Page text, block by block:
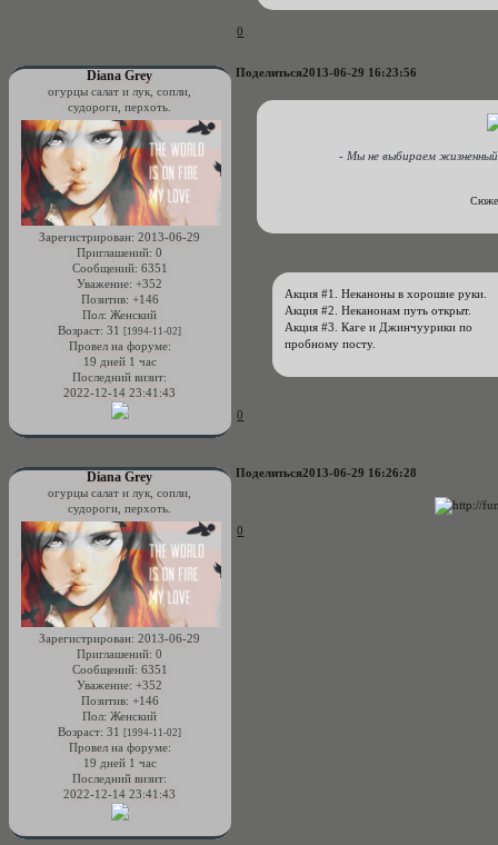
0
Поделиться2013-06-29 16:23:56
Diana Grey
огурцы салат и лук, сопли,
судороги, перхоть.
Зарегистрирован: 2013-06-29
Приглашений: 0
Сообщений: 6351
Уважение: +352
Позитив: +146
Пол: Женский
Возраст: 31[1994-11-02]
Провел на форуме:
19 дней 1 час
Последний визит:
2022-12-14 23:41:43
- Мы не выбираем
Акция #1. Неканоны в хорошие руки.
Акция #2. Неканонам путь открыт.
Акция #3. Каге и Джинчуурики по
пробному посту.
0
Поделиться2013-06-29 16:26:28
Diana Grey
огурцы салат и лук, сопли,
судороги, перхоть.
Зарегистрирован: 2013-06-29
Приглашений: 0
Сообщений: 6351
Уважение: +352
Позитив: +146
Пол: Женский
Возраст: 31[1994-11-02]
Провел на форуме:
19 дней 1 час
Последний визит:
2022-12-14 23:41:43
0